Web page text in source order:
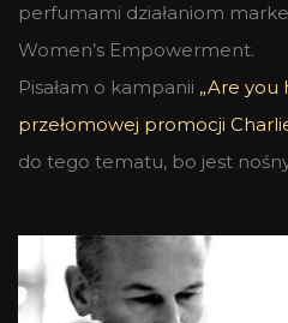
perfumami działaniom
Women’s Empowerment.
Pisałam o kampanii „Are you
przełomowej promocji
do tego tematu, bo jest